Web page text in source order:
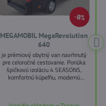
8%
MEGAMOBIL MegaRevolution
640
je prémiový obytný van navrhnutý
pre celoročné cestovanie. Ponúka
špičkovú izoláciu 4 SEASONS,
komfortnú kúpeľňu, modernú